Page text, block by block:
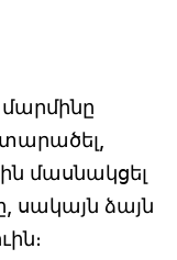
մասնակցել
սակայն ձայն